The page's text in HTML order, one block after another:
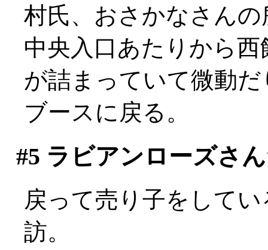
村氏、おさかなさん
中央入口あたりから
が詰まっていて微動
ブースに戻る。
#5 ラビアンローズさ
戻って売り子をして
訪。